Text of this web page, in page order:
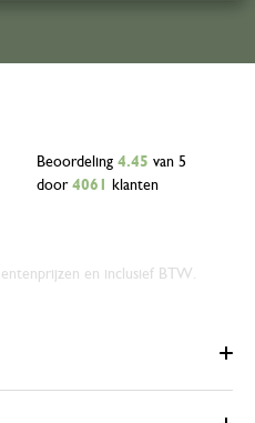
Beoordeling 4.45 van 5
door 4061 klanten
en inclusief BTW.